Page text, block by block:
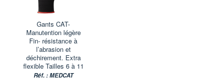
Gants CAT-
Manutention légère
Fin- résistance à
l’abrasion et
déchirement. Extra
flexible Tailles 6 à 11
Réf. : MEDCAT